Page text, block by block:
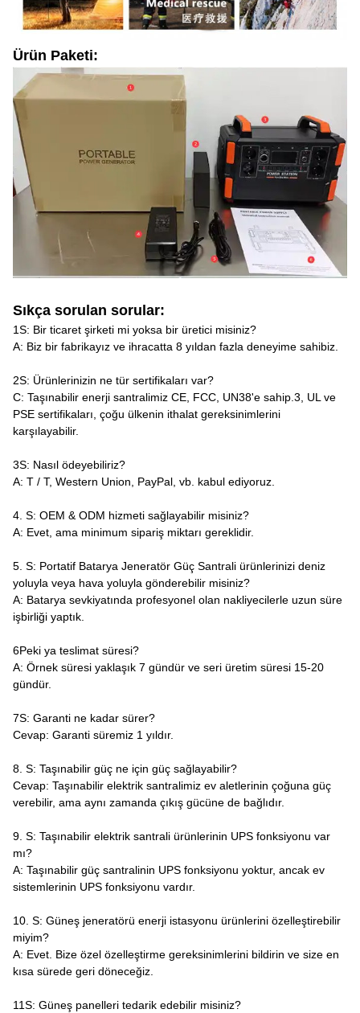
Ürün Paketi:
Sıkça sorulan sorular:
1S: Bir ticaret şirketi mi yoksa bir üretici misiniz?
A: Biz bir fabrikayız ve ihracatta 8 yıldan fazla deneyime sahibiz.
2S: Ürünlerinizin ne tür sertifikaları var?
C: Taşınabilir enerji santralimiz CE, FCC, UN38'e sahip.3, UL ve
PSE sertifikaları, çoğu ülkenin ithalat gereksinimlerini
karşılayabilir.
3S: Nasıl ödeyebiliriz?
A: T / T, Western Union, PayPal, vb. kabul ediyoruz.
4. S: OEM & ODM hizmeti sağlayabilir misiniz?
A: Evet, ama minimum sipariş miktarı gereklidir.
5. S: Portatif Batarya Jeneratör Güç Santrali ürünlerinizi deniz
yoluyla veya hava yoluyla gönderebilir misiniz?
A: Batarya sevkiyatında profesyonel olan nakliyecilerle uzun süre
işbirliği yaptık.
6Peki ya teslimat süresi?
A: Örnek süresi yaklaşık 7 gündür ve seri üretim süresi 15-20
gündür.
7S: Garanti ne kadar sürer?
Cevap: Garanti süremiz 1 yıldır.
8. S: Taşınabilir güç ne için güç sağlayabilir?
Cevap: Taşınabilir elektrik santralimiz ev aletlerinin çoğuna güç
verebilir, ama aynı zamanda çıkış gücüne de bağlıdır.
9. S: Taşınabilir elektrik santrali ürünlerinin UPS fonksiyonu var
mı?
A: Taşınabilir güç santralinin UPS fonksiyonu yoktur, ancak ev
sistemlerinin UPS fonksiyonu vardır.
10. S: Güneş jeneratörü enerji istasyonu ürünlerini özelleştirebilir
miyim?
A: Evet. Bize özel özelleştirme gereksinimlerini bildirin ve size en
kısa sürede geri döneceğiz.
11S: Güneş panelleri tedarik edebilir misiniz?